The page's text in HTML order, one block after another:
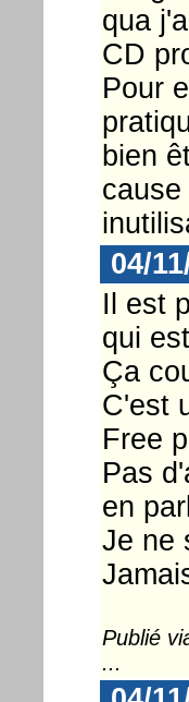
qua
CD
Pour
bien
04/
Il est
qui
Ça
C'est
Free
Pas
en
Je ne
Publié
...